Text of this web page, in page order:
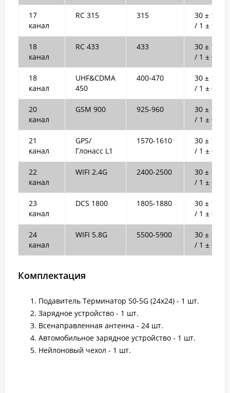
17
канал
RC 315 315
30 ±
/ 1 ± 0.2W
18
канал
RC 433 433
30 ±
/ 1 ± 0.2W
18
канал
UHF&CDMA
450
400-470
30 ±
/ 1 ± 0.2W
20
канал
GSM 900 925-960
30 ±
/ 1 ± 0.2W
21
канал
GPS/
Глонасс L1
1570-1610
30 ±
/ 1 ± 0.2W
22
канал
WIFI 2.4G 2400-2500
30 ±
/ 1 ± 0.2W
23
канал
DCS 1800 1805-1880
30 ±
/ 1 ± 0.2W
24
канал
WIFI 5.8G 5500-5900
30 ±
/ 1 ± 0.2W
Комплектация
Подавитель Терминатор 50-5G (24х24) - 1 шт.
Зарядное устройство - 1 шт.
Всенаправленная антенна - 24 шт.
Автомобильное зарядное устройство - 1 шт.
Нейлоновый чехол - 1 шт.